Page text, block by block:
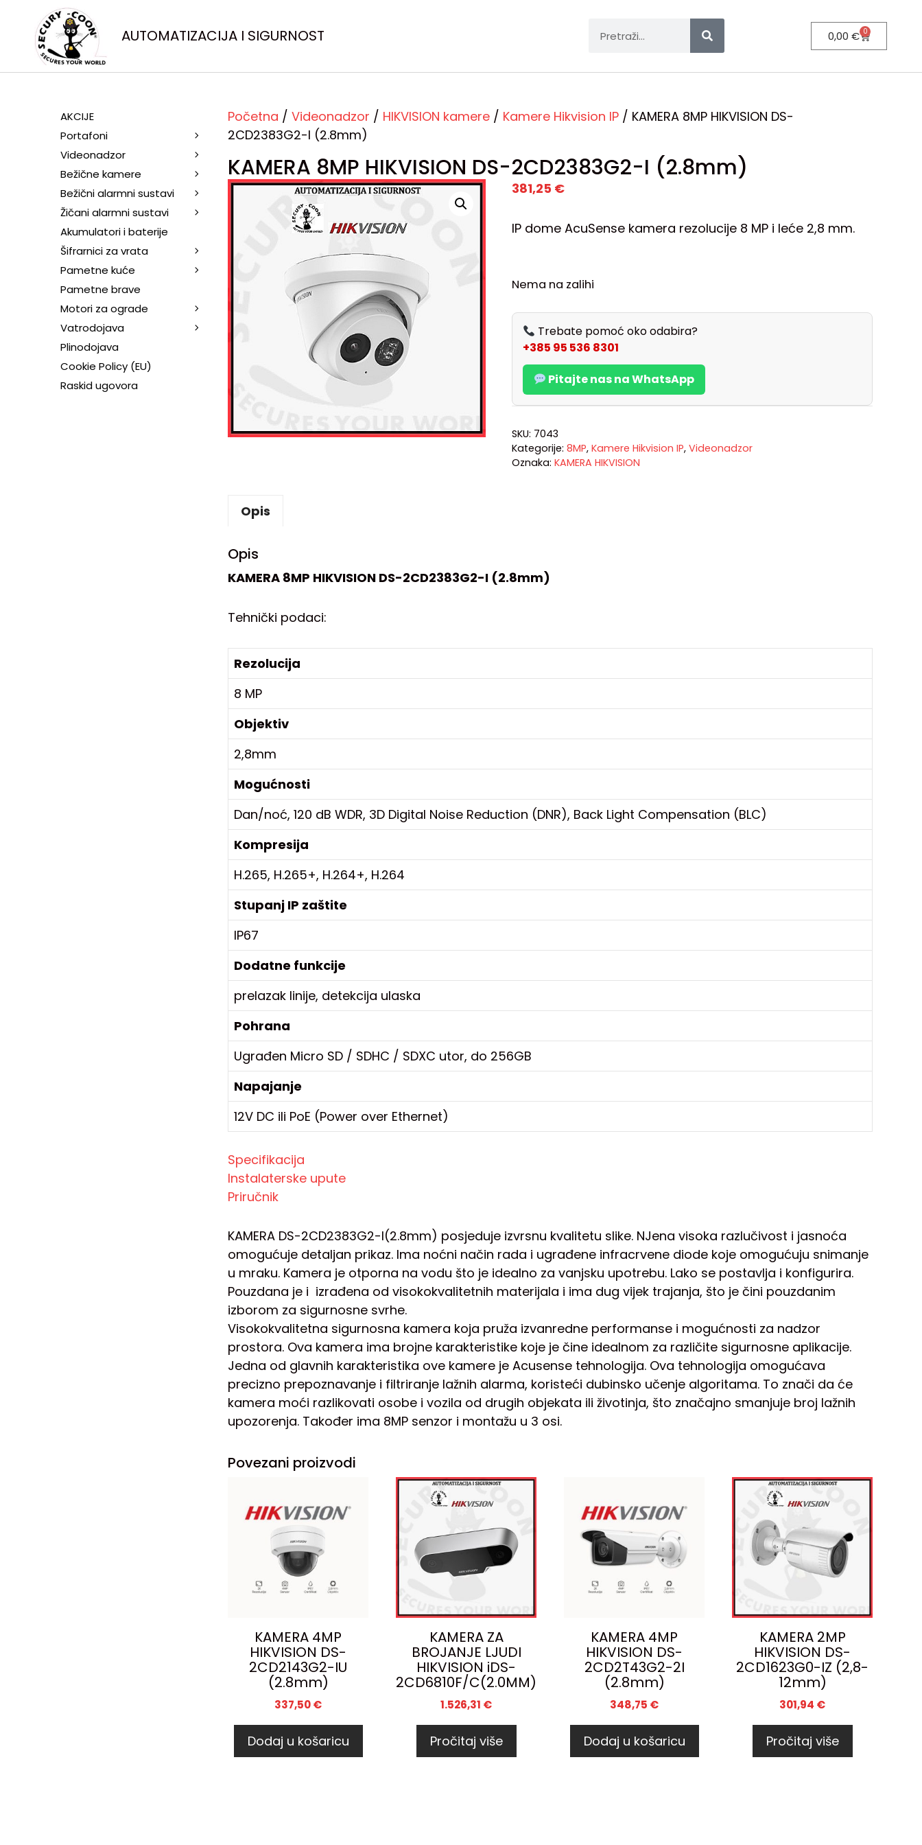
AUTOMATIZACIJA I SIGURNOST 0,00€ 0
Početna / Videonadzor / HIKVISION kamere / Kamere Hikvision IP / KAMERA 8MP HIKVISION DS-
2CD2383G2-I (2.8mm)
KAMERA 8MP HIKVISION DS-2CD2383G2-I (2.8mm)
381,25 €
IP dome AcuSense kamera rezolucije 8 MP i leće 2,8 mm.
Nema na zalihi
Trebate pomoć oko odabira?
+385 95 536 8301
Pitajte nas na WhatsApp
SKU: 7043
Kategorije: 8MP, Kamere Hikvision IP, Videonadzor
Oznaka: KAMERA HIKVISION
Opis
Opis
KAMERA 8MP HIKVISION DS-2CD2383G2-I (2.8mm)
Tehnički podaci:
Rezolucija
8 MP
Objektiv
2,8mm
Mogućnosti
Dan/noć, 120 dB WDR, 3D Digital Noise Reduction (DNR), Back Light Compensation (BLC)
Kompresija
H.265, H.265+, H.264+, H.264
Stupanj IP zaštite
IP67
Dodatne funkcije
prelazak linije, detekcija ulaska
Pohrana
Ugrađen Micro SD / SDHC / SDXC utor, do 256GB
Napajanje
12V DC ili PoE (Power over Ethernet)
Specifikacija
Instalaterske upute
Priručnik
KAMERA DS-2CD2383G2-I(2.8mm) posjeduje izvrsnu kvalitetu slike. NJena visoka razlučivost i jasnoća
omogućuje detaljan prikaz. Ima noćni način rada i ugrađene infracrvene diode koje omogućuju snimanje
u mraku. Kamera je otporna na vodu što je idealno za vanjsku upotrebu. Lako se postavlja i konfigurira.
Pouzdana je i izrađena od visokokvalitetnih materijala i ima dug vijek trajanja, što je čini pouzdanim
izborom za sigurnosne svrhe.
Visokokvalitetna sigurnosna kamera koja pruža izvanredne performanse i mogućnosti za nadzor
prostora. Ova kamera ima brojne karakteristike koje je čine idealnom za različite sigurnosne aplikacije.
Jedna od glavnih karakteristika ove kamere je Acusense tehnologija. Ova tehnologija omogućava
precizno prepoznavanje i filtriranje lažnih alarma, koristeći dubinsko učenje algoritama. To znači da će
kamera moći razlikovati osobe i vozila od drugih objekata ili životinja, što značajno smanjuje broj lažnih
upozorenja. Također ima 8MP senzor i montažu u 3 osi.
Povezani proizvodi
KAMERA 4MP
HIKVISION DS-
2CD2143G2-IU
(2.8mm)
337,50€
Dodaj u košaricu
KAMERA ZA
BROJANJE LJUDI
HIKVISION iDS-
2CD6810F/C(2.0MM)
1.526,31 €
Pročitaj više
KAMERA 4MP
HIKVISION DS-
2CD2T43G2-2I
(2.8mm)
348,75 €
Dodaj u košaricu
KAMERA 2MP
HIKVISION DS-
2CD1623G0-IZ (2,8-
12mm)
301,94 €
Pročitaj više
AKCIJE
Portafoni
Videonadzor
Bežične kamere
Bežični alarmni sustavi
Žičani alarmni sustavi
Akumulatori i baterije
Šifrarnici za vrata
Pametne kuće
Pametne brave
Motori za ograde
Vatrodojava
Plinodojava
Cookie Policy (EU)
Raskid ugovora